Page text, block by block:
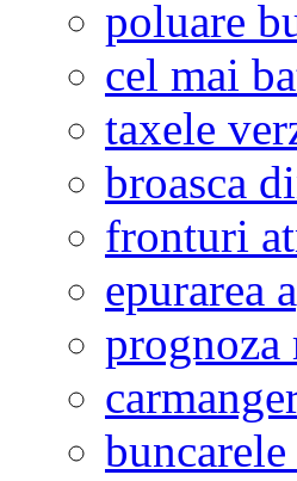
poluare
cel mai
taxele
broasca
fronturi
epurarea
prognoza